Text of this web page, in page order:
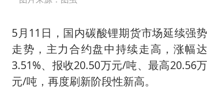
5月11日，国内碳酸锂期货市场延续强势
走势，主力合约盘中持续走高，涨幅达
3.51%、报收20.50万元/吨、最高20.56万
元/吨，再度刷新阶段性新高。